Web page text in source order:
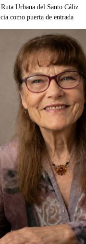
Urbana del Santo Cáliz
como puerta de entrada